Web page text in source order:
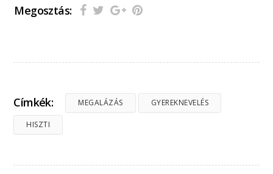
Megosztás:
Címkék: MEGALÁZÁS GYEREKNEVELÉS
HISZTI